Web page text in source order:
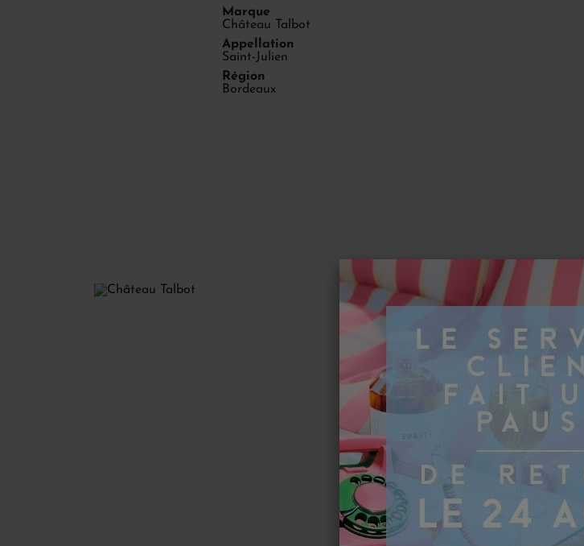
Marque
Château Talbot
Appellation
Saint-Julien
Région
Bordeaux